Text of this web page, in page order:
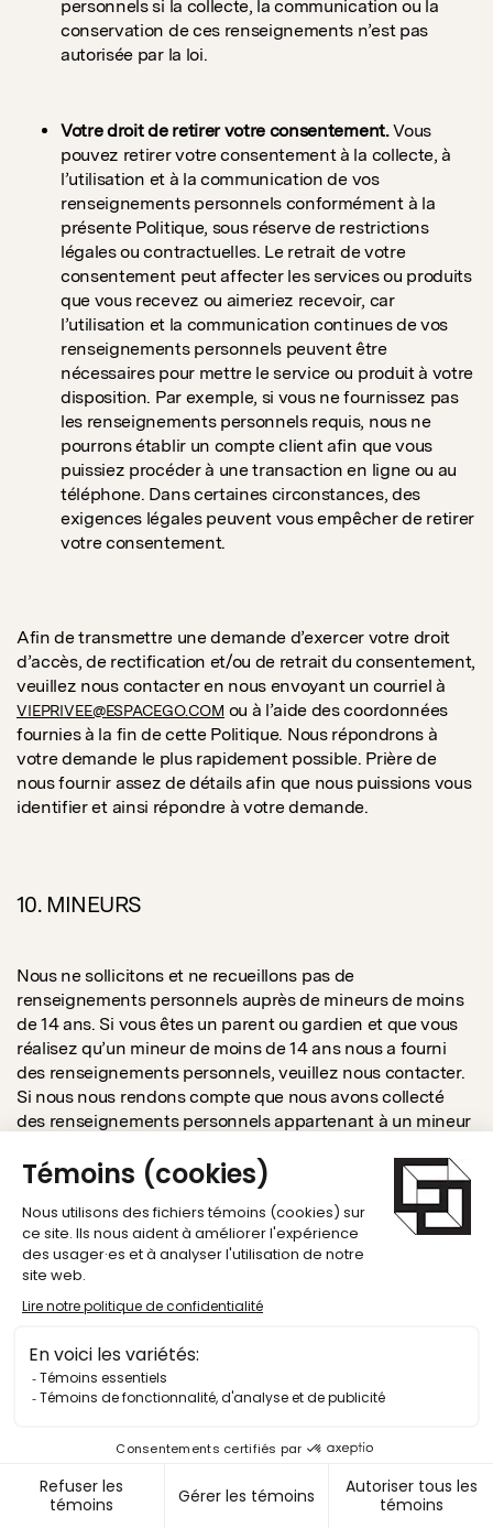
personnels si la collecte, la communication ou la
conservation de ces renseignements n’est pas
autorisée par la loi.
Votre droit de retirer votre consentement.Vous
pouvez retirer votre consentement à la collecte, à
l’utilisation et à la communication de vos
renseignements personnels conformément à la
présente Politique, sous réserve de restrictions
légales ou contractuelles. Le retrait de votre
consentement peut affecter les services ou produits
que vous recevez ou aimeriez recevoir, car
l’utilisation et la communication continues de vos
renseignements personnels peuvent être
nécessaires pour mettre le service ou produit à votre
disposition. Par exemple, si vous ne fournissez pas
les renseignements personnels requis, nous ne
pourrons établir un compte client afin que vous
puissiez procéder à une transaction en ligne ou au
téléphone. Dans certaines circonstances, des
exigences légales peuvent vous empêcher de retirer
votre consentement.
Afin de transmettre une demande d’exercer votre droit
d’accès, de rectification et/ou de retrait du consentement,
veuillez nous contacter en nous envoyant un courriel à
VIEPRIVEE@ESPACEGO.COM ou à l’aide des coordonnées
fournies à la fin de cette Politique. Nous répondrons à
votre demande le plus rapidement possible. Prière de
nous fournir assez de détails afin que nous puissions vous
identifier et ainsi répondre à votre demande.
10. MINEURS
Nous ne sollicitons et ne recueillons pas de
renseignements personnels auprès de mineurs de moins
de 14 ans. Si vous êtes un parent ou gardien et que vous
réalisez qu’un mineur de moins de 14 ans nous a fourni
des renseignements personnels, veuillez nous contacter.
Si nous nous rendons compte que nous avons collecté
des renseignements personnels appartenant à un mineur
détruirons tous renseignements qui auraient pu être
POLITIQUE
Nous nous réservons le droit de modifier la présente
Politique à tout moment. Veuillez consulter cette page
effectuées à la présente Politique. Sauf mention contraire,
les modifications à cette Politique entrent en vigueur dès
leur publication sur notre Site Web. Si nous modifions la